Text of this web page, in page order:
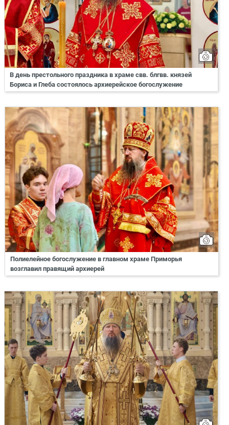
В день престольного праздника в храме свв. блгвв. князей
Бориса и Глеба состоялось архиерейское богослужение
Полиелейное богослужение в главном храме Приморья
возглавил правящий архиерей